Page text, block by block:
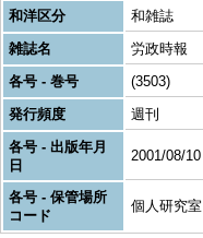
和洋区分
和雑誌
雑誌名
労政時報
各号 - 巻号
(3503)
発行頻度
週刊
各号 - 出版年月
日
2001/08/10
各号 - 保管場所
コード
個人研究室